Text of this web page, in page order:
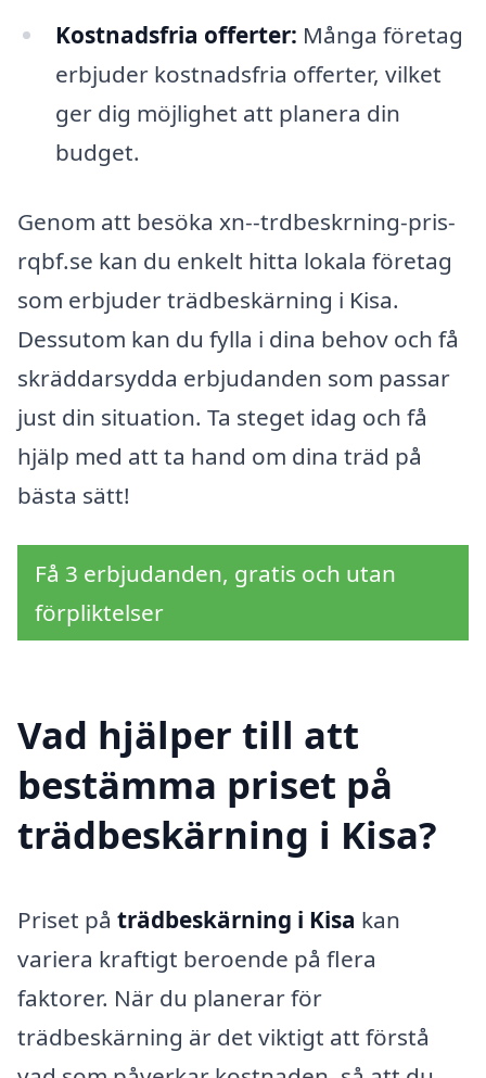
Kostnadsfria offerter: Många företag
erbjuder kostnadsfria offerter, vilket
ger dig möjlighet att planera din
budget.
Genom att besöka xn--trdbeskrning-pris-
rqbf.se kan du enkelt hitta lokala företag
som erbjuder trädbeskärning i Kisa.
Dessutom kan du fylla i dina behov och få
skräddarsydda erbjudanden som passar
just din situation. Ta steget idag och få
hjälp med att ta hand om dina träd på
bästa sätt!
Få 3 erbjudanden, gratis och utan
förpliktelser
Vad hjälper till att
bestämma priset på
trädbeskärning i Kisa?
Priset på trädbeskärning i Kisa kan
variera kraftigt beroende på flera
faktorer. När du planerar för
trädbeskärning är det viktigt att förstå